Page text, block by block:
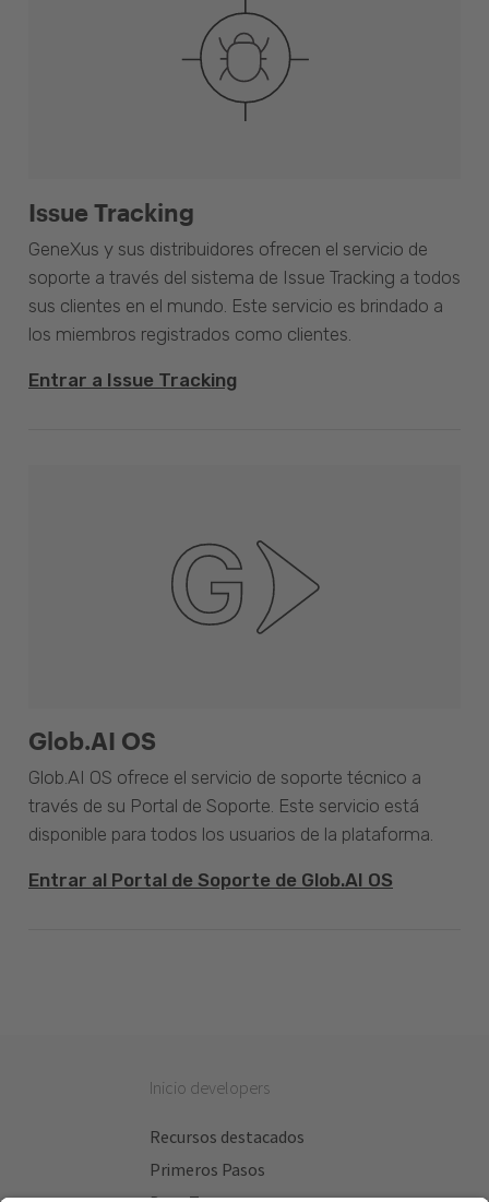
Issue Tracking
GeneXus y sus distribuidores ofrecen el servicio de
soporte a través del sistema de Issue Tracking a todos
sus clientes en el mundo. Este servicio es brindado a
los miembros registrados como clientes.
Entrar a Issue Tracking
Glob.AI OS
Glob.AI OS ofrece el servicio de soporte técnico a
través de su Portal de Soporte. Este servicio está
disponible para todos los usuarios de la plataforma.
Entrar al Portal de Soporte de Glob.AI OS
Inicio developers
Recursos destacados
Primeros Pasos